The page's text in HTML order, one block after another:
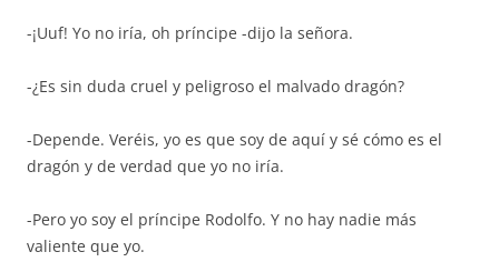
-¡Uuf! Yo no iría, oh príncipe -dijo la señora.
-¿Es sin duda cruel y peligroso el malvado dragón?
-Depende. Veréis, yo es que soy de aquí y sé cómo es el
dragón y de verdad que yo no iría.
-Pero yo soy el príncipe Rodolfo. Y no hay nadie más
valiente que yo.